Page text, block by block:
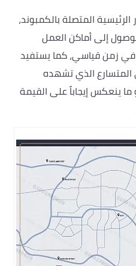
المتصلة بالكمبوند،
إلى أماكن العمل
في زمن قياسي، كما يستفيد
المتسارع الذي تشهده
ينعكس إيجاباً على القيمة